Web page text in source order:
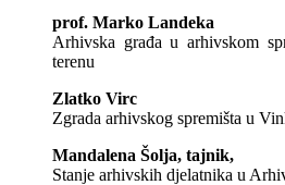
prof. Marko Landeka
Arhivska građa u arhivskom
terenu
Zlatko Virc
Zgrada arhivskog spremišta u
Mandalena Šolja, tajnik,
Stanje arhivskih djelatnika u